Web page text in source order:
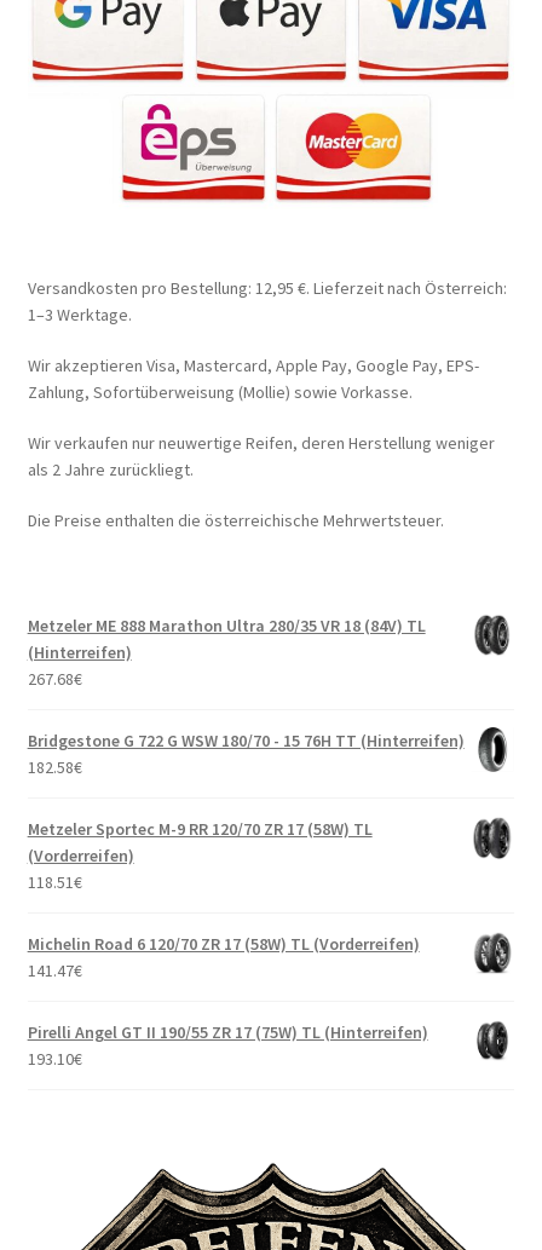
Versandkosten pro Bestellung: 12,95 €. Lieferzeit nach Österreich:
1–3 Werktage.
Wir akzeptieren Visa, Mastercard, Apple Pay, Google Pay, EPS-
Zahlung, Sofortüberweisung (Mollie) sowie Vorkasse.
Wir verkaufen nur neuwertige Reifen, deren Herstellung weniger
als 2 Jahre zurückliegt.
Die Preise enthalten die österreichische Mehrwertsteuer.
Metzeler ME 888 Marathon Ultra 280/35 VR 18 (84V) TL
(Hinterreifen)
267.68€
Bridgestone G 722 G WSW 180/70 - 15 76H TT (Hinterreifen)
182.58€
Metzeler Sportec M-9 RR 120/70 ZR 17 (58W) TL
(Vorderreifen)
118.51€
Michelin Road 6 120/70 ZR 17 (58W) TL (Vorderreifen)
141.47€
Pirelli Angel GT II 190/55 ZR 17 (75W) TL (Hinterreifen)
193.10€